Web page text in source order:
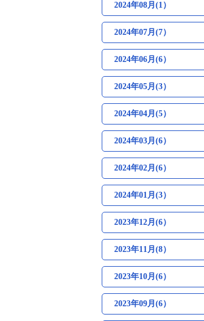
2024年08月(1）
2024年07月(7）
2024年06月(6）
2024年05月(3）
2024年04月(5）
2024年03月(6）
2024年02月(6）
2024年01月(3）
2023年12月(6）
2023年11月(8）
2023年10月(6）
2023年09月(6）